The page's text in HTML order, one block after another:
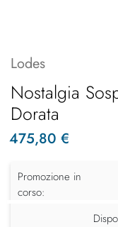
Lodes
Nostalgia
Dorata
475,80 €
Promozione in
corso: